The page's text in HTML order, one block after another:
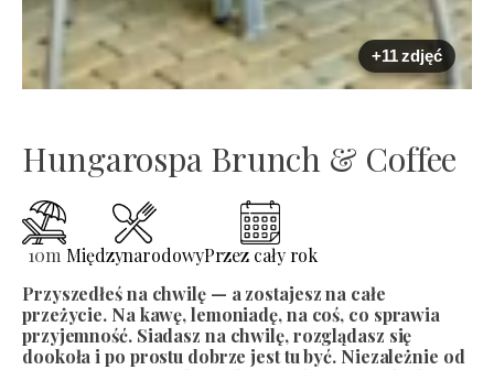
+11 zdjęć
Hungarospa Brunch & Coffee
10m MiędzynarodowyPrzez cały rok
Przyszedłeś na chwilę — a zostajesz na całe
przeżycie. Na kawę, lemoniadę, na coś, co sprawia
przyjemność. Siadasz na chwilę, rozglądasz się
dookoła i po prostu dobrze jest tu być. Niezależnie od